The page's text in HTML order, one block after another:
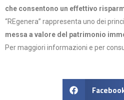
che consentono un effettivo
“REgenera” rappresenta uno dei
messa a valore del patrimonio
Per maggiori informazioni e per